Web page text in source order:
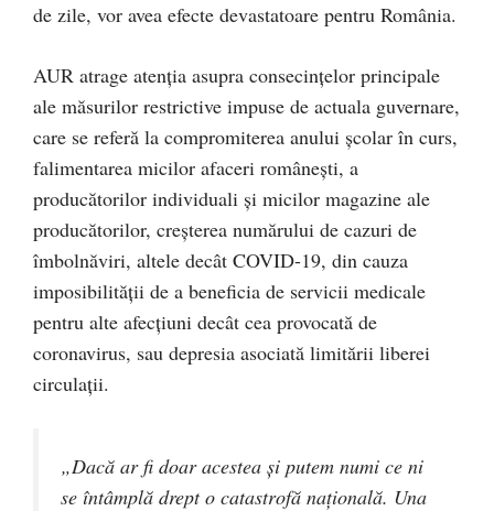
de zile, vor avea efecte devastatoare pentru România.
AUR atrage atenţia asupra consecinţelor principale
ale măsurilor restrictive impuse de actuala guvernare,
care se referă la compromiterea anului şcolar în curs,
falimentarea micilor afaceri româneşti, a
producătorilor individuali şi micilor magazine ale
producătorilor, creşterea numărului de cazuri de
îmbolnăviri, altele decât COVID-19, din cauza
imposibilităţii de a beneficia de servicii medicale
pentru alte afecţiuni decât cea provocată de
coronavirus, sau depresia asociată limitării liberei
circulaţii.
„Dacă ar fi doar acestea şi putem numi ce ni
se întâmplă drept o catastrofă naţională. Una